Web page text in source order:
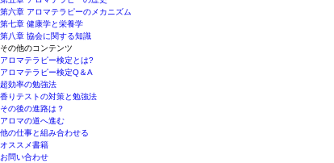
第六章 アロマテラピーのメカニズム
第七章 健康学と栄養学
第八章 協会に関する知識
その他のコンテンツ
アロマテラピー検定とは?
アロマテラピー検定Q＆A
超効率の勉強法
香りテストの対策と勉強法
その後の進路は？
アロマの道へ進む
他の仕事と組み合わせる
オススメ書籍
お問い合わせ